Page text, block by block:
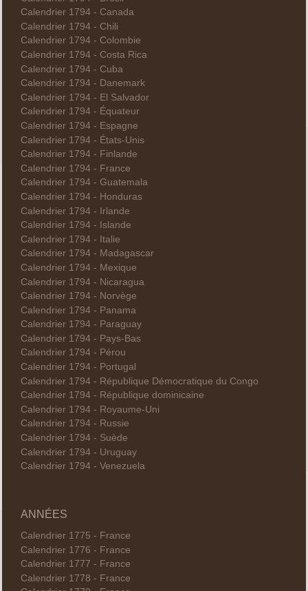
Calendrier 1794 - Canada
Calendrier 1794 - Chili
Calendrier 1794 - Colombie
Calendrier 1794 - Costa Rica
Calendrier 1794 - Cuba
Calendrier 1794 - Danemark
Calendrier 1794 - El Salvador
Calendrier 1794 - Équateur
Calendrier 1794 - Espagne
Calendrier 1794 - États-Unis
Calendrier 1794 - Finlande
Calendrier 1794 - France
Calendrier 1794 - Guatemala
Calendrier 1794 - Honduras
Calendrier 1794 - Irlande
Calendrier 1794 - Islande
Calendrier 1794 - Italie
Calendrier 1794 - Madagascar
Calendrier 1794 - Mexique
Calendrier 1794 - Nicaragua
Calendrier 1794 - Norvège
Calendrier 1794 - Panama
Calendrier 1794 - Paraguay
Calendrier 1794 - Pays-Bas
Calendrier 1794 - Pérou
Calendrier 1794 - Portugal
Calendrier 1794 - République Démocratique du Congo
Calendrier 1794 - République dominicaine
Calendrier 1794 - Royaume-Uni
Calendrier 1794 - Russie
Calendrier 1794 - Suède
Calendrier 1794 - Uruguay
Calendrier 1794 - Venezuela
ANNÉES
Calendrier 1775 - France
Calendrier 1776 - France
Calendrier 1777 - France
Calendrier 1778 - France